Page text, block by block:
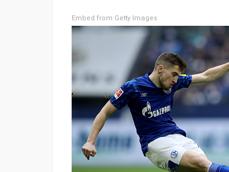
Embed from Getty Images